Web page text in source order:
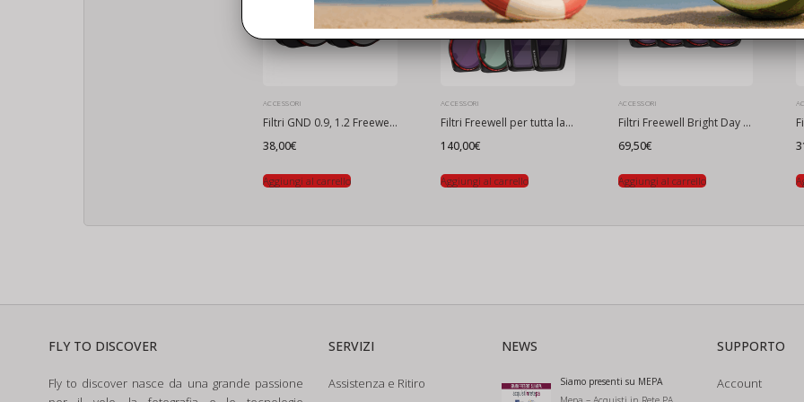
ACCESSORI
Filtri GND 0.9, 1.2 Freewell per DJI Mini 4 Pro
38,00€
Aggiungi al carrello
ACCESSORI
Filtri Freewell per tutta la giornata per DJI Air 3 (8 pezzi)
140,00€
Aggiungi al carrello
ACCESSORI
Filtri Freewell Bright Day per DJI Air 3 (4 pezzi)
69,50€
Aggiungi al carrello
FLY TO DISCOVER
Fly to discover nasce da una grande passione
SERVIZI
Assistenza e Ritiro
NEWS
Siamo presenti su MEPA
SUPPORTO
Account